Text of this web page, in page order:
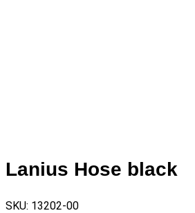
Lanius Hose black
SKU: 13202-00